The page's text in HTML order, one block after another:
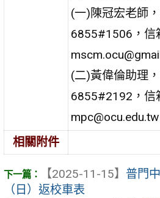
(一)陳冠宏老師
6855#1506，信
(二)黃偉倫助理
6855#2192，信
mpc@ocu.edu.tw
相關附件
【2025-11-15】 普門
（日）返校車表